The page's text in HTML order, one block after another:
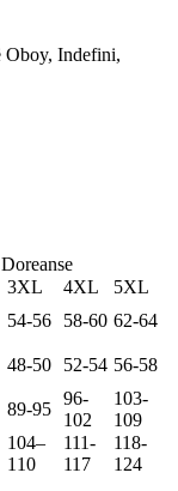
3XL 4XL
5XL
54-56 58-60 62-64
48-50 52-54 56-58
89-95
96-
102
103-
109
104–
110
111-
117
118-
124